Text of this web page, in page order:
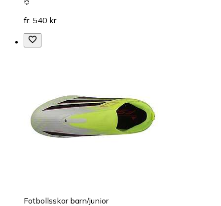
fr. 540 kr
Fotbollsskor barn/junior